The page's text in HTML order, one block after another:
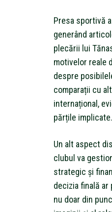
Presa sportivă
generând
plecării lui
motivelor reale
despre
comparații cu
internațional,
părțile implicate.
Un alt aspect
clubul va
strategic și
decizia finală
nu doar din